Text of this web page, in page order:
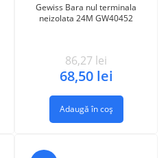
Gewiss Bara nul terminala
neizolata 24M GW40452
86,27 lei
68,50 lei
Adaugă în coș